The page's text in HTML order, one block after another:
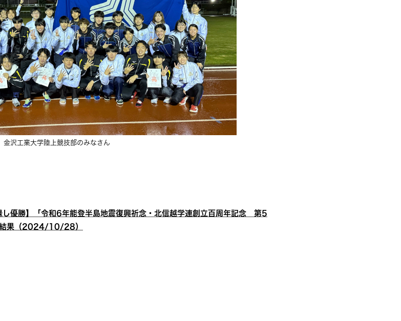
金沢工業大学陸上競技部のみなさん
優勝】「令和6年能登半島地震復興祈念・北信越学連創立百周年記念 第5
結果（2024/10/28）